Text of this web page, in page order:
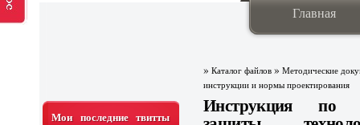
Главная
»Каталог файлов »Методические
инструкции и нормы проектирования
Инструкция по
Мои последние твитты